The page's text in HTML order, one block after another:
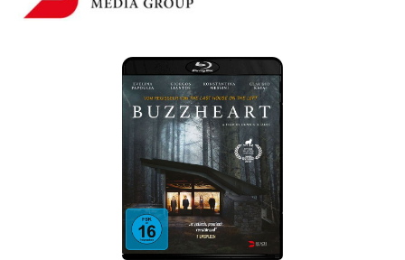
Bildergalerie überspringen